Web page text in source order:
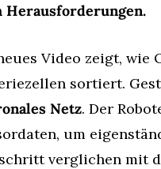
Herausforderungen.
Video zeigt, wie
sortiert.
Netz. Der
um
verglichen mit